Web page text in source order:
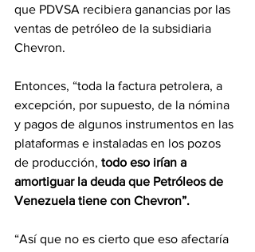
que PDVSA recibiera ganancias por las
ventas de petróleo de la subsidiaria
Chevron.
Entonces, “toda la factura petrolera, a
excepción, por supuesto, de la nómina
y pagos de algunos instrumentos en las
plataformas e instaladas en los pozos
de producción, todo eso irían a
amortiguar la deuda que Petróleos de
Venezuela tiene con Chevron”.
“Así que no es cierto que eso afectaría